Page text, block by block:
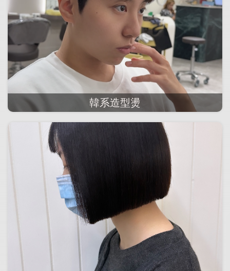
韓系造型燙